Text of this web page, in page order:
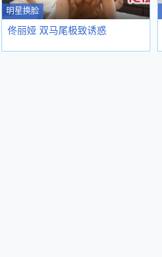
明星换脸
佟丽娅 双马尾极致诱惑